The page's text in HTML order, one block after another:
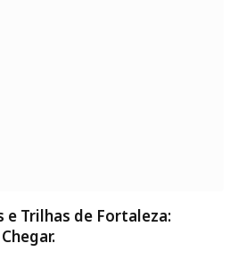
e Trilhas de Fortaleza: